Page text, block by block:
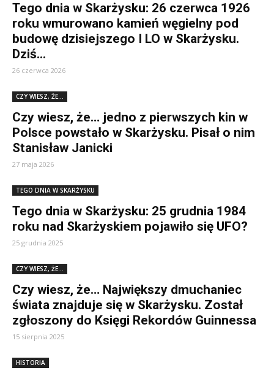
Tego dnia w Skarżysku: 26 czerwca 1926
roku wmurowano kamień węgielny pod
budowę dzisiejszego I LO w Skarżysku.
Dziś...
26 czerwca 2026
CZY WIESZ, ŻE...
Czy wiesz, że… jedno z pierwszych kin w
Polsce powstało w Skarżysku. Pisał o nim
Stanisław Janicki
27 maja 2026
TEGO DNIA W SKARŻYSKU
Tego dnia w Skarżysku: 25 grudnia 1984
roku nad Skarżyskiem pojawiło się UFO?
25 grudnia 2025
CZY WIESZ, ŻE...
Czy wiesz, że… Największy dmuchaniec
świata znajduje się w Skarżysku. Został
zgłoszony do Księgi Rekordów Guinnessa
15 sierpnia 2025
HISTORIA